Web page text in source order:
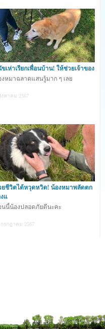
ดจ์ ประเทศอังกฤษ ได้ตีพิมพ์
บอดที่ส่งต่อทางพันธุกรรมใน
ลิชเชพเพิร์ดที่เคยเป็น
ซึ่งเคยทำหน้าที่ให้ช่วย
แต่ต้องเกษียณหลังจากโรค
Atrophy (PRA) ทำให้
ยาลัยเคมบริดจ์ และเป็นผู้
เมื่อสายตาของสุนัขเริ่มล้ม
ญคือการสามารถที่จะระบุได้
ห็น หลังจากนั้นจึงได้คิดค้นวิธี
ขเห่าเรียกเพื่อนบ้าน! ให้ช่วยเจ้าของ
หมาฉลาดแสนรู้มาก ๆ เลย
งหาคม 2567
ยชีวิตได้หวุดหวิด! น้องหมาพลัดตก
แ
นนี้น้องปลอดภัยดีนะคะ
กรกฎาคม 2567